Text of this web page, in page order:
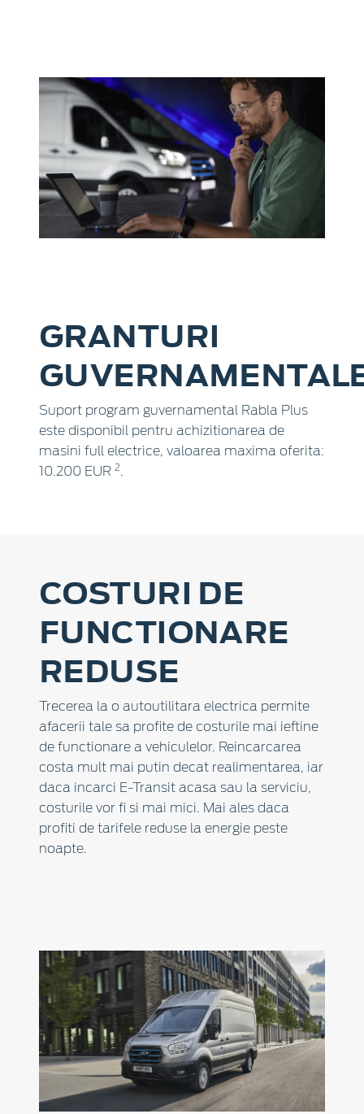
GRANTURI
Suport program guvernamental Rabla Plus
este disponibil pentru achizitionarea de
masini full electrice, valoarea maxima oferita:
10.200 EUR 2.
COSTURI DE
FUNCTIONARE
REDUSE
Trecerea la o autoutilitara electrica permite
afacerii tale sa profite de costurile mai ieftine
de functionare a vehiculelor. Reincarcarea
costa mult mai putin decat realimentarea, iar
daca incarci E-Transit acasa sau la serviciu,
costurile vor fi si mai mici. Mai ales daca
profiti de tarifele reduse la energie peste
noapte.